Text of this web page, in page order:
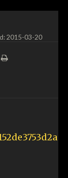
2015-03-20